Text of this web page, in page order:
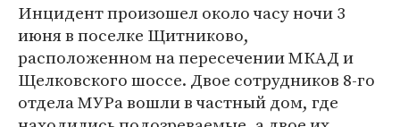
Инцидент произошел около часу ночи 3
июня в поселке Щитниково,
расположенном на пересечении МКАД и
Щелковского шоссе. Двое сотрудников 8-го
отдела МУРа вошли в частный дом, где